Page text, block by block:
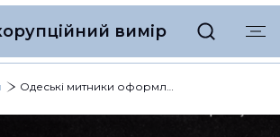
вимір
Одеські митники оформлювали майно на підставну особу Медведчука